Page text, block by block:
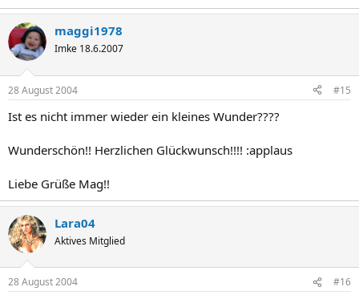
maggi1978
Imke 18.6.2007
28 August 2004 #15
Ist es nicht immer wieder ein kleines Wunder????
Wunderschön!! Herzlichen Glückwunsch!!!! :applaus
Liebe Grüße Mag!!
Lara04
Aktives Mitglied
28 August 2004 #16